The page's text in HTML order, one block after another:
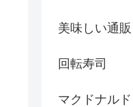
美味しい通販
回転寿司
マクドナルド